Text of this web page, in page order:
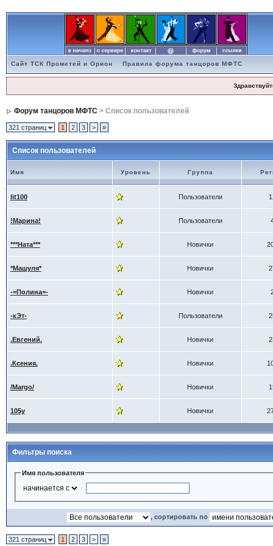
Сайт ТСК Прометей и Орион Правила форума танцоров МФТС
Форум танцоров МФТС> Список пользователей
321 страниц 1 2 3 > »
Список пользователей
Имя Уровень Группа
lit100 Пользователи
!Марина! Пользователи
***Ната*** Новички
*Машуля* Новички
-=Полина=- Новички
-кЭт- Пользователи
.Евгений. Новички
.Ксения. Новички
/Margo/ Новички
105y Новички
Фильтры поиска
Имя пользователя
, сортировать по
321 страниц 1 2 3 > »